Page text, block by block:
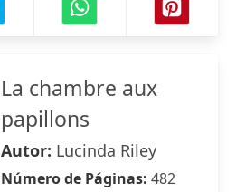
La chambre aux
papillons
Autor: Lucinda Riley
Número de Páginas: 482